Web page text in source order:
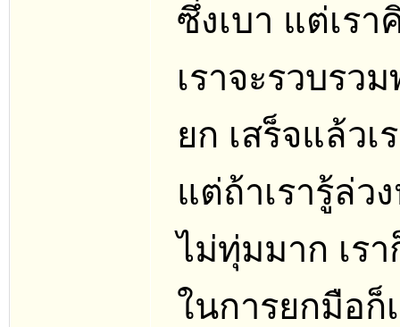
ซึ่งเบา แต่เร
เราจะรวบรว
ยก เสร็จแล้วเ
แต่ถ้าเรารู้ล่ว
ไม่ทุ่มมาก เร
ในการยกมือก็